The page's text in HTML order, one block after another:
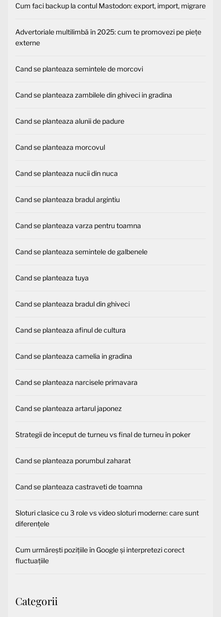
Cum faci backup la contul Mastodon: export, import, migrare
Advertoriale multilimbă în 2025: cum te promovezi pe piețe
externe
Cand se planteaza semintele de morcovi
Cand se planteaza zambilele din ghiveci in gradina
Cand se planteaza alunii de padure
Cand se planteaza morcovul
Cand se planteaza nucii din nuca
Cand se planteaza bradul argintiu
Cand se planteaza varza pentru toamna
Cand se planteaza semintele de galbenele
Cand se planteaza tuya
Cand se planteaza bradul din ghiveci
Cand se planteaza afinul de cultura
Cand se planteaza camelia in gradina
Cand se planteaza narcisele primavara
Cand se planteaza artarul japonez
Strategii de început de turneu vs final de turneu în poker
Cand se planteaza porumbul zaharat
Cand se planteaza castraveti de toamna
Sloturi clasice cu 3 role vs video sloturi moderne: care sunt
diferențele
Cum urmărești pozițiile în Google și interpretezi corect
fluctuațiile
Categorii